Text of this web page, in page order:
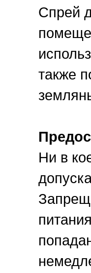
Спрей
также
Ни в